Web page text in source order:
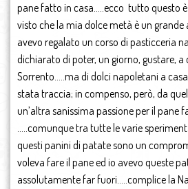
pane fatto in casa…..ecco tutto questo è
visto che la mia dolce metà è un grande
avevo regalato un corso di pasticceria
dichiarato di poter, un giorno, gustare, a
Sorrento…..ma di dolci napoletani a
stata traccia; in compenso, però, da
un’altra sanissima passione per il pane
…..comunque tra tutte le varie
questi panini di patate sono un
voleva fare il pane ed io avevo queste
assolutamente far fuori…..complice la